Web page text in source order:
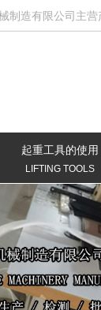
限公司主营产品
起重工具的使用
LIFTING TOOLS